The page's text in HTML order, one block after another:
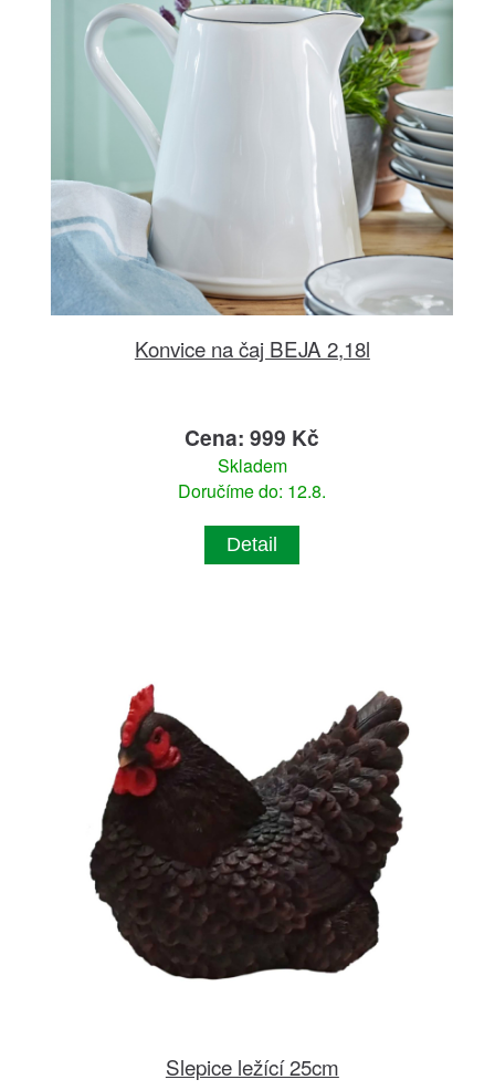
Konvice na čaj BEJA 2,18l
Cena: 999 Kč
Skladem
Doručíme do: 12.8.
Detail
Slepice ležící 25cm